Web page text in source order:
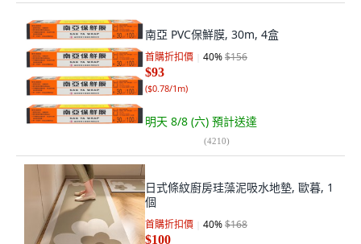
南亞 PVC保鮮膜, 30m, 4盒
首購折扣價 40%$156
$93
($0.78/1m)
明天 8/8 (六) 預計送達
(4210)
日式條紋廚房珪藻泥吸水地墊, 歐暮, 1
個
首購折扣價 40%$168
$100